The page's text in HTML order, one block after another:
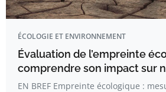
ÉCOLOGIE ET ENVIRONNEMENT
Évaluation de l’empreinte
comprendre son impact sur
EN BREF Empreinte écologique :